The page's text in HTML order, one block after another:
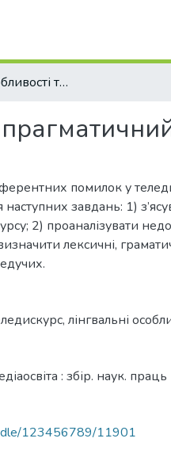
Лінгвальні особливості теледискурсу: прагматичний аспект
помилок у
завдань: 1)
2) проаналізувати
лексичні,
, лінгвальні
: збір. наук. праць
123456789/11901